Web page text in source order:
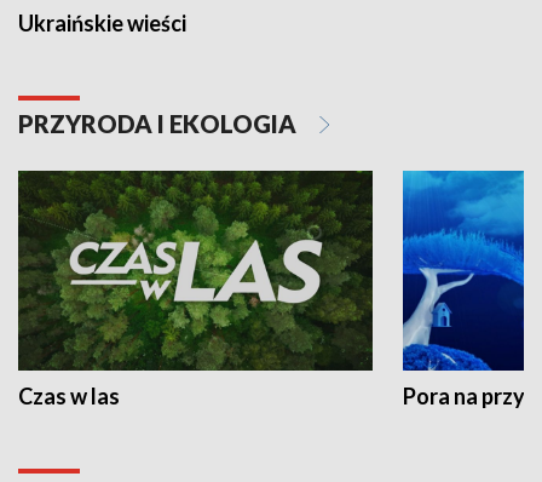
Ukraińskie wieści
PRZYRODA I EKOLOGIA
Czas w las Pora na